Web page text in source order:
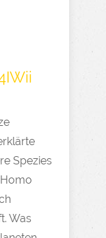
Spezies
Was